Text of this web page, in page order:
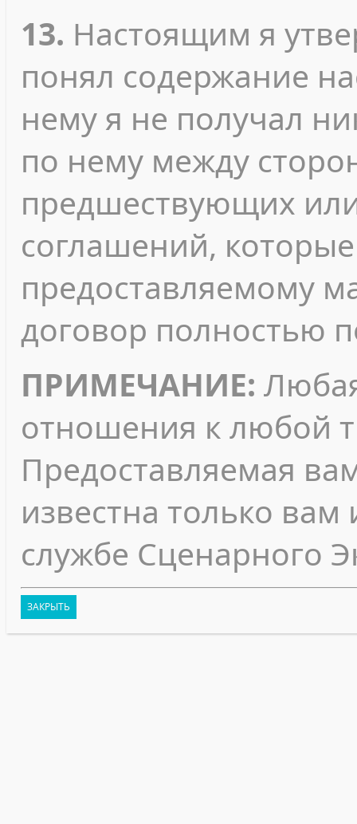
13. Настоящим я
понял содержание
нему я не получал
по нему между
предшествующих
соглашений, которые
предоставляемому
договор полностью
ПРИМЕЧАНИЕ:
отношения к любой
Предоставляемая
известна только
службе Сценарного
ЗАКРЫТЬ